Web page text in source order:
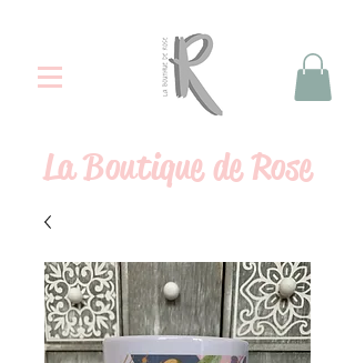
LaBoutique de Rose